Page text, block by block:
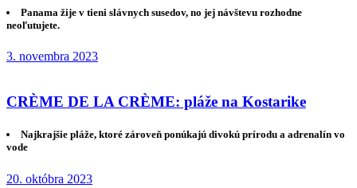
Panama žije v tieni slávnych susedov, no jej návštevu rozhodne
neoľutujete.
3. novembra 2023
CRÈME DE LA CRÈME: pláže na Kostarike
Najkrajšie pláže, ktoré zároveň ponúkajú divokú prírodu a adrenalín vo
vode
20. októbra 2023